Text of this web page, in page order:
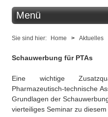
Home
Über uns
Besonderheiten
Menü
Aktuelles
Benzolring online
Der Institutskalender
QM-Zertifizierung nach SGB
Sie sind hier: Home > Aktuelles
Schauwerbung für PTAs
Eine wichtige
Pharmazeutisch-technische
Grundlagen der
vierteiliges Seminar zu